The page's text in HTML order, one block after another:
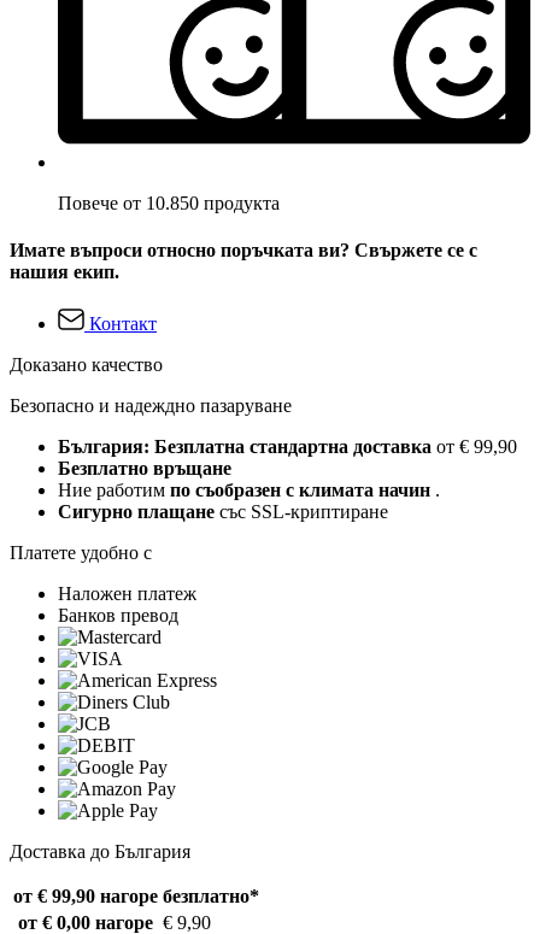
Повече от 10.850 продукта
Имате въпроси относно поръчката ви? Свържете се с
нашия екип.
Контакт
Доказано качество
Безопасно и надеждно пазаруване
България: Безплатна стандартна доставка от € 99,90
Безплатно връщане
Ние работим по съобразен с климата начин .
Сигурно плащане със SSL-криптиране
Платете удобно с
Наложен платеж
Банков превод
Доставка до България
от € 99,90 нагоре безплатно*
от € 0,00 нагоре € 9,90